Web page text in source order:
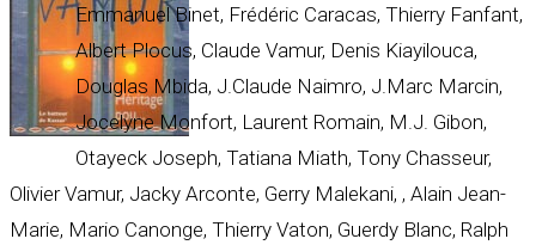
Emmanuel Binet, Frédéric Caracas, Thierry Fanfant,
Albert Plocus, Claude Vamur, Denis Kiayilouca,
Douglas Mbida, J.Claude Naimro, J.Marc Marcin,
Jocelyne Monfort, Laurent Romain, M.J. Gibon,
Otayeck Joseph, Tatiana Miath, Tony Chasseur,
Olivier Vamur, Jacky Arconte, Gerry Malekani, , Alain Jean-
Marie, Mario Canonge, Thierry Vaton, Guerdy Blanc, Ralph